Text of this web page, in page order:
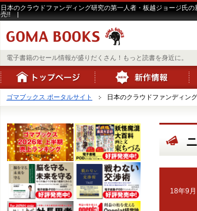
日本のクラウドファンディング研究の第一人者・板越ジョージ氏
売!! |
電子書籍のセール情報が盛りだくさん！もっと読書を身近に。
ゴマブックス ポータルサイト 日本のクラウドファンディン
18年9月